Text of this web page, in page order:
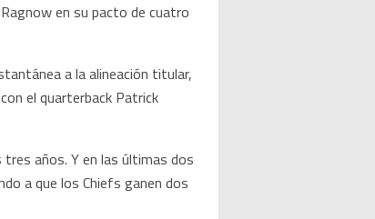
en su pacto de cuatro
a la alineación titular,
el quarterback Patrick
años. Y en las últimas dos
a que los Chiefs ganen dos